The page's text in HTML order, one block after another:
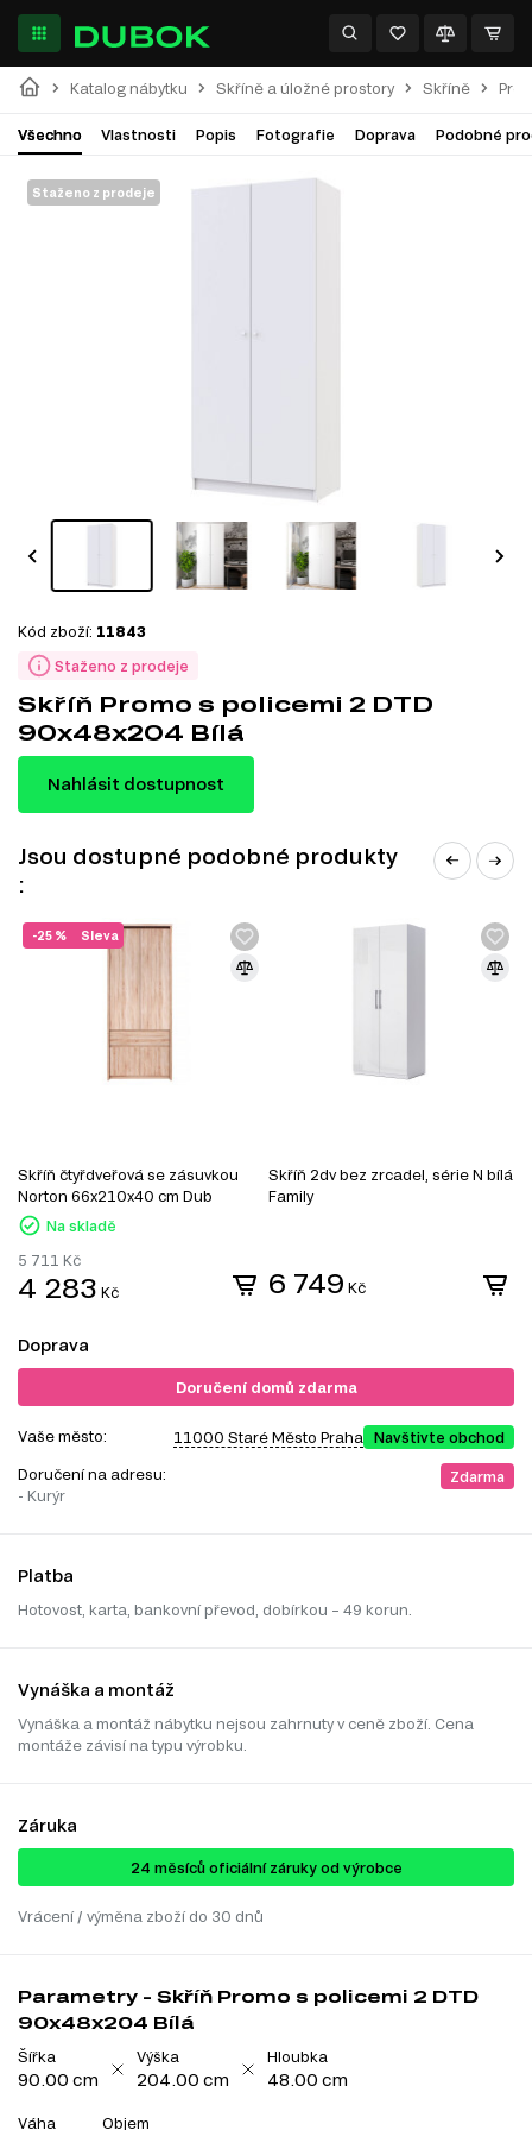
Katalog nábytku Skříně a úložné prostory Skříně
Všechno Vlastnosti Popis Fotografie Doprava Podobné
Staženo z prodeje
Staženo z prodeje
Kód zboží: 11843
Skříň Promo s policemi 2 DTD
90x48x204 Bílá
Nahlásit dostupnost
Jsou dostupné podobné produkty
:
Sleva
-25 %
Skříň čtyřdveřová se zásuvkou
Norton 66x210x40 cm Dub
sonomaNa skladě
5 711 Kč
4 283 Kč
Skříň 2dv bez zrcadel, série N bílá
Family
6 749 Kč
Doprava
Doručení domů zdarma
Vaše město: 11000 Staré Město Praha Navštivte obchod
Doručení na adresu:
- Kurýr
Zdarma
Platba
Hotovost, karta, bankovní převod, dobírkou – 49 korun.
Vynáška a montáž
Vynáška a montáž nábytku nejsou zahrnuty v ceně zboží. Cena
montáže závisí na typu výrobku.
Záruka
24 ​​​​měsíců oficiální záruky od výrobce
Vrácení / výměna zboží do 30 dnů
Parametry - Skříň Promo s policemi 2 DTD
90x48x204 Bílá
Šířka
90.00 cm
Výška
204.00 cm
Hloubka
48.00 cm
Váha Objem